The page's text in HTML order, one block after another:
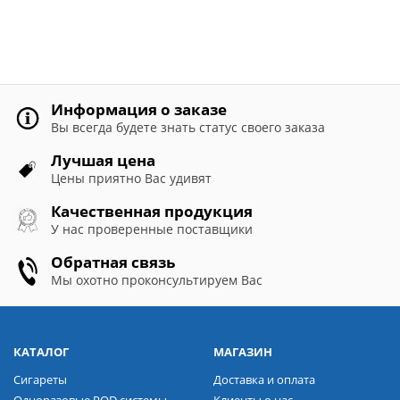
Информация о заказе
Вы всегда будете знать статус своего заказа
Лучшая цена
Цены приятно Вас удивят
Качественная продукция
У нас проверенные поставщики
Обратная связь
Мы охотно проконсультируем Вас
КАТАЛОГ
Сигареты
МАГАЗИН
Доставка и оплата